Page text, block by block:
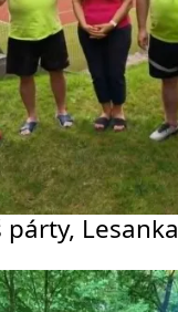
párty, Lesanka